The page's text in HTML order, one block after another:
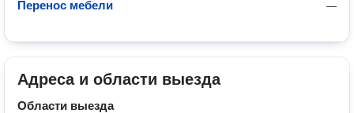
—
Перенос мебели
Адреса и области выезда
Области выезда